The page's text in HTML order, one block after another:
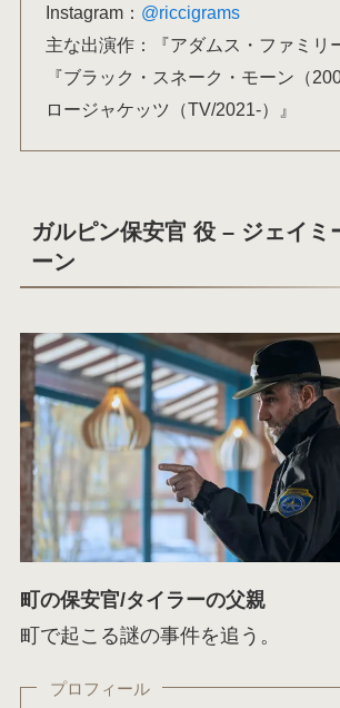
Instagram： @riccigrams
主な出演作：『アダムス・ファミリ
『ブラック・スネーク・モーン（
ロージャケッツ（TV/2021-）』
ガルピン保安官 役 – ジェイミ
ーン
町の保安官/タイラーの父親
町で起こる謎の事件を追う。
プロフィール